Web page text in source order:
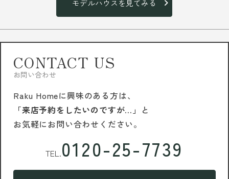
モデルハウスを見てみる
CONTACT US
お問い合わせ
Raku Homeに興味のある方は、
「来店予約をしたいのですが…」 と
お気軽にお問い合わせください。
TEL.0120-25-7739